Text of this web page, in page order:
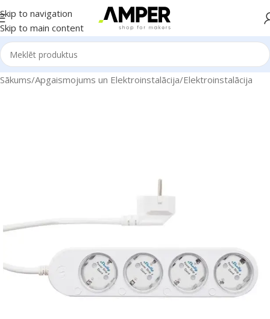
Skip to navigation
Skip to main content
Sākums/Apgaismojums un Elektroinstalācija/Elektroinstalācija